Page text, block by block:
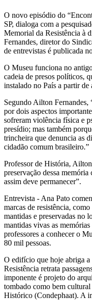
O novo episódio do
SP, dialoga com a
Memorial da Resistência à
Fernandes, diretor do
de entrevistas é publicada
O Museu funciona no
cadeia de presos políticos,
instalado no País a partir de
Segundo Ailton Fernandes,
por dois aspectos
sofreram violência física e
presídio; mas também
trincheira que denuncia as
cidadão comum brasileiro.”
Professor de História,
preservação dessa
assim deve permanecer”.
Entrevista - Ana Pato
marcas de resistência, como
mantidas e preservadas no
mantidas vivas as
professores a conhecer o
80 mil pessoas.
O edifício que hoje abriga a
Resistência retrata
imponente é projeto do
tombado como bem
Histórico (Condephaat). A